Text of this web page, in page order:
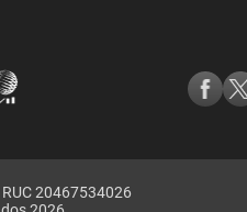
20467534026